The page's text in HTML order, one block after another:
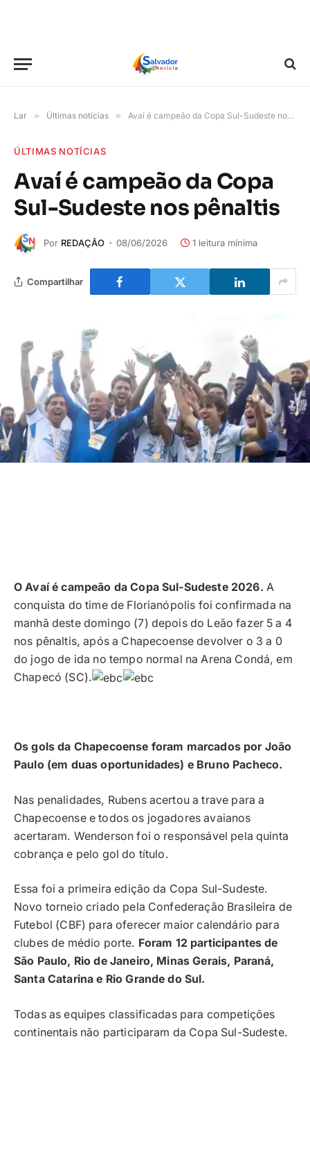
Lar » Últimas notícias » Avaí é campeão da Copa Sul-Sudeste nos pênaltis
ÚLTIMAS NOTÍCIAS
Avaí é campeão da Copa
Sul-Sudeste nos pênaltis
Por REDAÇÃO 08/06/2026 1 leitura mínima
Compartilhar
O Avaí é campeão da Copa Sul-Sudeste 2026. A
conquista do time de Florianópolis foi confirmada na
manhã deste domingo (7) depois do Leão fazer 5 a 4
nos pênaltis, após a Chapecoense devolver o 3 a 0
do jogo de ida no tempo normal na Arena Condá, em
Chapecó (SC).
Os gols da Chapecoense foram marcados por João
Paulo (em duas oportunidades) e Bruno Pacheco.
Nas penalidades, Rubens acertou a trave para a
Chapecoense e todos os jogadores avaianos
acertaram. Wenderson foi o responsável pela quinta
cobrança e pelo gol do título.
Essa foi a primeira edição da Copa Sul-Sudeste.
Novo torneio criado pela Confederação Brasileira de
Futebol (CBF) para oferecer maior calendário para
clubes de médio porte. Foram 12 participantes de
São Paulo, Rio de Janeiro, Minas Gerais, Paraná,
Santa Catarina e Rio Grande do Sul.
Todas as equipes classificadas para competições
continentais não participaram da Copa Sul-Sudeste.